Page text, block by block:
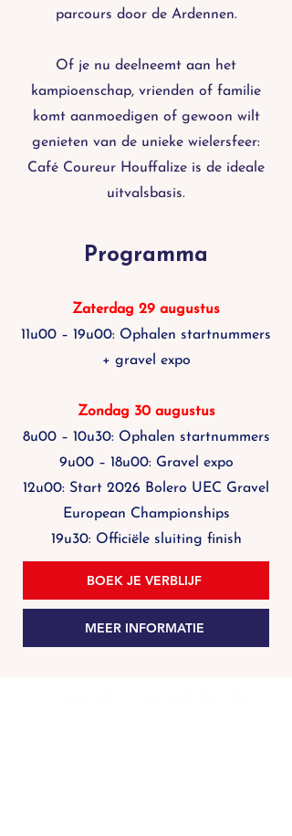
parcours door de Ardennen.
Of je nu deelneemt aan het
kampioenschap, vrienden of familie
komt aanmoedigen of gewoon wilt
genieten van de unieke wielersfeer:
Café Coureur Houffalize is de ideale
uitvalsbasis.
Programma
Zaterdag 29 augustus
11u00 – 19u00: Ophalen startnummers
+ gravel expo
Zondag 30 augustus
8u00 – 10u30: Ophalen startnummers
9u00 – 18u00: Gravel expo
12u00: Start 2026 Bolero UEC Gravel
European Championships
19u30: Officiële sluiting finish
BOEK JE VERBLIJF
MEER INFORMATIE